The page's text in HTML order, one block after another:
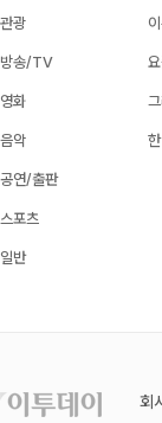
관광
방송/TV
영화
음악
공연/출판
스포츠
일반
회